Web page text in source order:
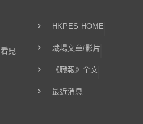
見
HKPES HOME
職場文章/影片
《職報》全文
最近消息